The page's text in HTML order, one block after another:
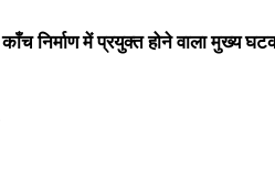
निर्माण में प्रयुक्त होने वाला मुख्य